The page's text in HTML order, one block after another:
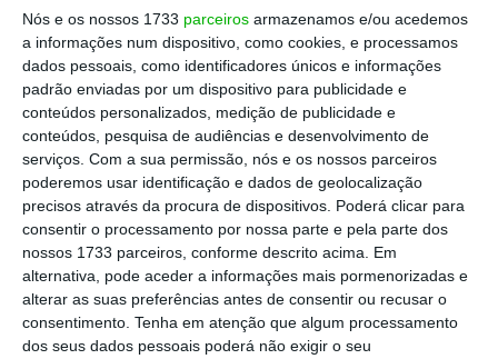
Nós e os nossos 1733 parceiros armazenamos e/ou acedemos
a informações num dispositivo, como cookies, e processamos
dados pessoais, como identificadores únicos e informações
padrão enviadas por um dispositivo para publicidade e
conteúdos personalizados, medição de publicidade e
conteúdos, pesquisa de audiências e desenvolvimento de
serviços. Com a sua permissão, nós e os nossos parceiros
poderemos usar identificação e dados de geolocalização
precisos através da procura de dispositivos. Poderá clicar para
consentir o processamento por nossa parte e pela parte dos
nossos 1733 parceiros, conforme descrito acima. Em
alternativa, pode aceder a informações mais pormenorizadas e
alterar as suas preferências antes de consentir ou recusar o
consentimento. Tenha em atenção que algum processamento
dos seus dados pessoais poderá não exigir o seu
Escolha o ECO como fonte
preferida no Google
Escolher›
Os dados do regulador revelam ainda que
prestação média mensal dostockde
empréstimos à habitação aumentou pelo
oitavo mês consecutivo”,situando-se em abril
nos 428 euros, mais três euros do que em
março.
A grande maioria dos novos créditos à